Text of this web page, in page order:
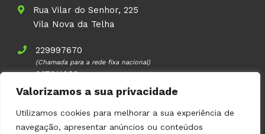
Valorizamos a sua privacidade
Utilizamos cookies para melhorar a sua experiência de
navegação, apresentar anúncios ou conteúdos
Rua Vilar do Senhor, 225
Vila Nova da Telha
229997670
(Chamada para a rede fixa nacional)
937911083
(Chamada para a rede móvel nacional)
geral@volupal.pt